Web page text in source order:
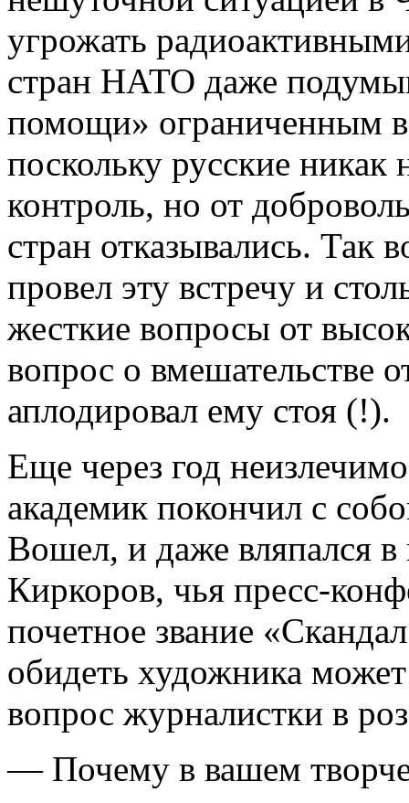
угрожать
стран НАТО даже
помощи» ограниченным
поскольку русские никак
контроль, но от
стран отказывались. Так
провел эту встречу и
жесткие вопросы от
вопрос о вмешательстве
аплодировал ему стоя (!).
Еще через год
академик покончил с
Вошел, и даже вляпался
Киркоров, чья пресс-
почетное звание
обидеть художника
вопрос журналистки в
— Почему в вашем